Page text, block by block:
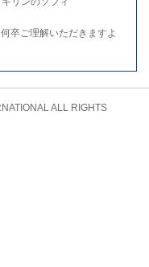
卒ご理解いただきますよ